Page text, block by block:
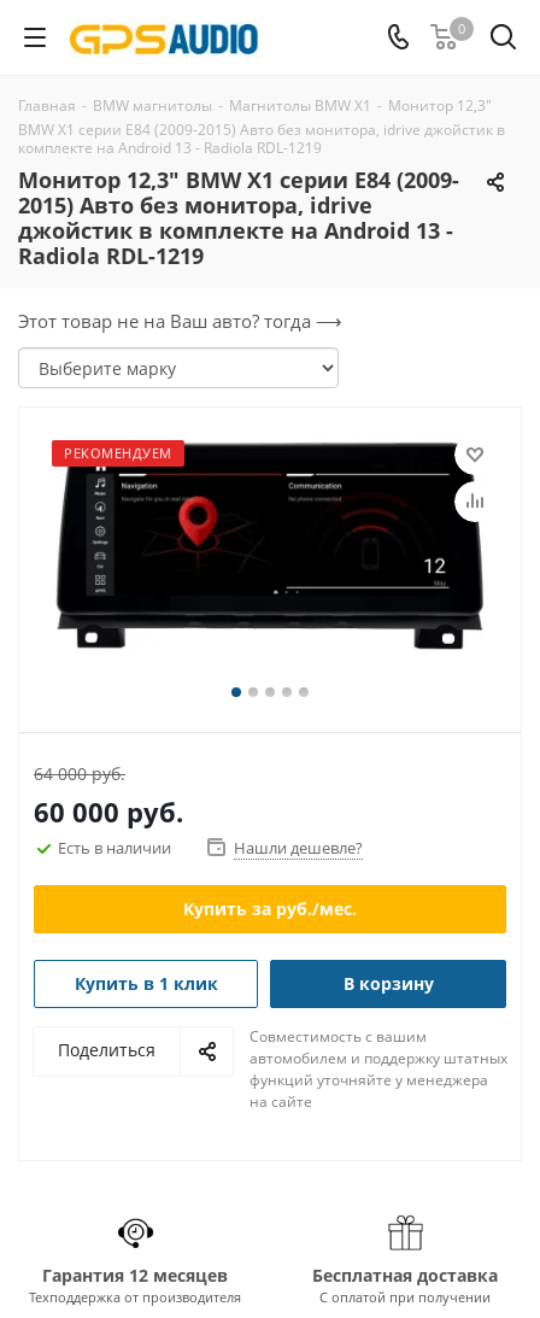
0
Главная - BMW магнитолы - Магнитолы BMW X1 - Монитор 12,3"
BMW X1 серии E84 (2009-2015) Авто без монитора, idrive джойстик в
комплекте на Android 13 - Radiola RDL-1219
Монитор 12,3" BMW X1 серии E84 (2009-
2015) Авто без монитора, idrive
джойстик в комплекте на Android 13 -
Radiola RDL-1219
Этот товар не на Ваш авто? тогда ⟶
РЕКОМЕНДУЕМ
64 000 руб.
60 000 руб.
Есть в наличии Нашли дешевле?
Купить за руб./мес.
Купить в 1 клик В корзину
Поделиться
Совместимость с вашим
автомобилем и поддержку штатных
функций уточняйте у менеджера
на сайте
Гарантия 12 месяцев
Техподдержка от производителя
Бесплатная доставка
С оплатой при получении